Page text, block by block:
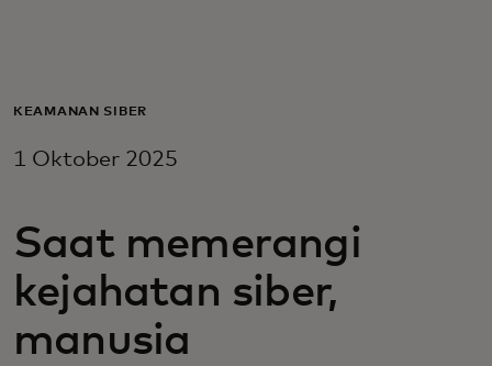
Untuk bisnis
Untuk inovator
Berita dan tren
KEAMANAN SIBER
1 Oktober 2025
Saat memerangi
kejahatan siber,
manusia